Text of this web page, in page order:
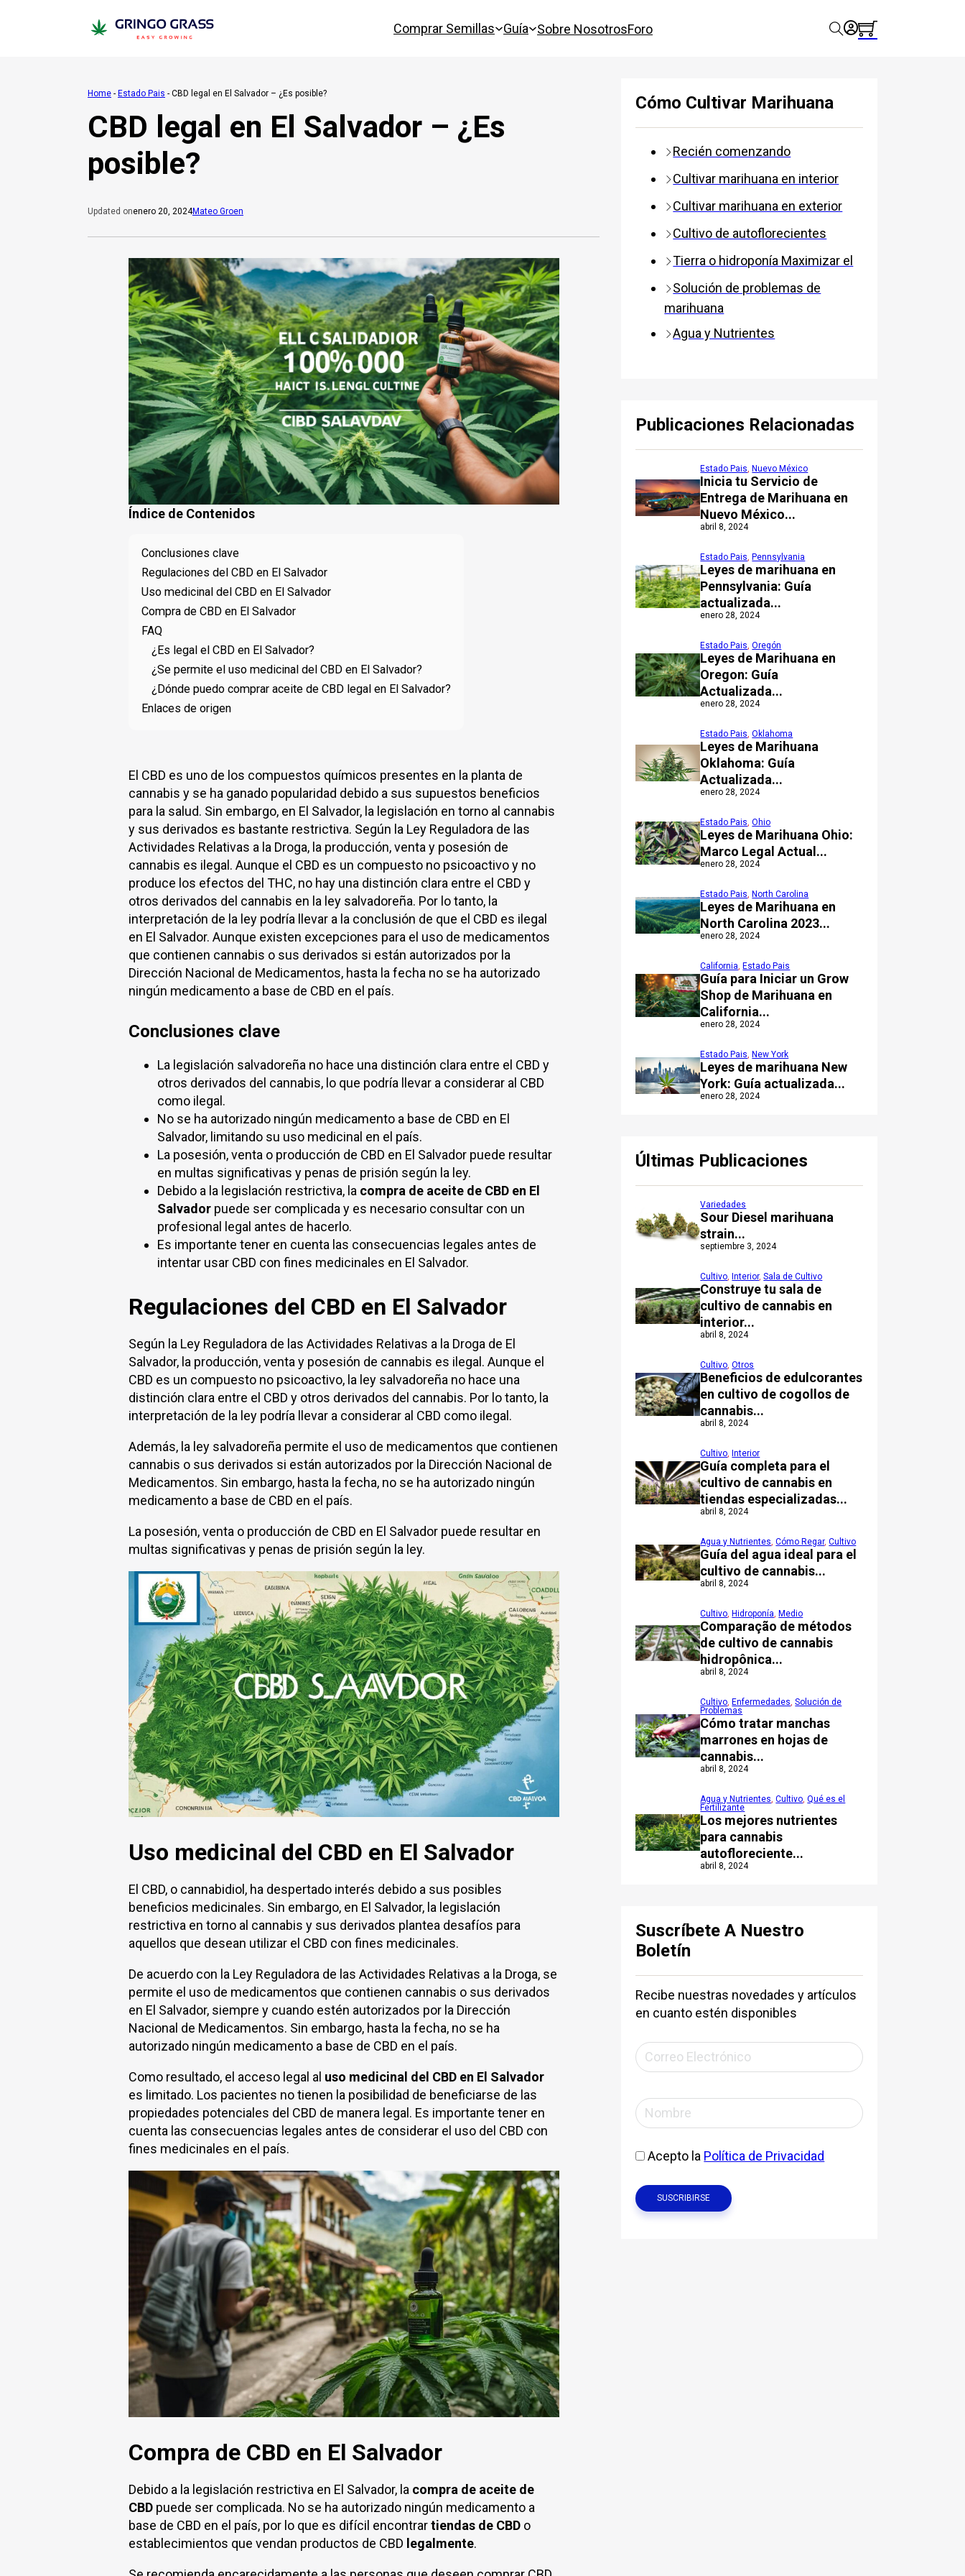
Comprar Semillas Guía Sobre NosotrosForo
Home - Estado Pais - CBD legal en El Salvador – ¿Es posible?
CBD legal en El Salvador – ¿Es
posible?
Updated onenero 20, 2024Mateo Groen
Índice de Contenidos
Conclusiones clave
Regulaciones del CBD en El Salvador
Uso medicinal del CBD en El Salvador
Compra de CBD en El Salvador
FAQ
¿Es legal el CBD en El Salvador?
¿Se permite el uso medicinal del CBD en El Salvador?
¿Dónde puedo comprar aceite de CBD legal en El Salvador?
Enlaces de origen
El CBD es uno de los compuestos químicos presentes en la planta de
cannabis y se ha ganado popularidad debido a sus supuestos beneficios
para la salud. Sin embargo, en El Salvador, la legislación en torno al cannabis
y sus derivados es bastante restrictiva. Según la Ley Reguladora de las
Actividades Relativas a la Droga, la producción, venta y posesión de
cannabis es ilegal. Aunque el CBD es un compuesto no psicoactivo y no
produce los efectos del THC, no hay una distinción clara entre el CBD y
otros derivados del cannabis en la ley salvadoreña. Por lo tanto, la
interpretación de la ley podría llevar a la conclusión de que el CBD es ilegal
en El Salvador. Aunque existen excepciones para el uso de medicamentos
que contienen cannabis o sus derivados si están autorizados por la
Dirección Nacional de Medicamentos, hasta la fecha no se ha autorizado
ningún medicamento a base de CBD en el país.
Conclusiones clave
La legislación salvadoreña no hace una distinción clara entre el CBD y
otros derivados del cannabis, lo que podría llevar a considerar al CBD
como ilegal.
No se ha autorizado ningún medicamento a base de CBD en El
Salvador, limitando su uso medicinal en el país.
La posesión, venta o producción de CBD en El Salvador puede resultar
en multas significativas y penas de prisión según la ley.
Debido a la legislación restrictiva, la compra de aceite de CBD en El
Salvadorpuede ser complicada y es necesario consultar con un
profesional legal antes de hacerlo.
Es importante tener en cuenta las consecuencias legales antes de
intentar usar CBD con fines medicinales en El Salvador.
Regulaciones del CBD en El Salvador
Según la Ley Reguladora de las Actividades Relativas a la Droga de El
Salvador, la producción, venta y posesión de cannabis es ilegal. Aunque el
CBD es un compuesto no psicoactivo, la ley salvadoreña no hace una
distinción clara entre el CBD y otros derivados del cannabis. Por lo tanto, la
interpretación de la ley podría llevar a considerar al CBD como ilegal.
Además, la ley salvadoreña permite el uso de medicamentos que contienen
cannabis o sus derivados si están autorizados por la Dirección Nacional de
Medicamentos. Sin embargo, hasta la fecha, no se ha autorizado ningún
medicamento a base de CBD en el país.
La posesión, venta o producción de CBD en El Salvador puede resultar en
multas significativas y penas de prisión según la ley.
Uso medicinal del CBD en El Salvador
El CBD, o cannabidiol, ha despertado interés debido a sus posibles
beneficios medicinales. Sin embargo, en El Salvador, la legislación
restrictiva en torno al cannabis y sus derivados plantea desafíos para
aquellos que desean utilizar el CBD con fines medicinales.
De acuerdo con la Ley Reguladora de las Actividades Relativas a la Droga, se
permite el uso de medicamentos que contienen cannabis o sus derivados
en El Salvador, siempre y cuando estén autorizados por la Dirección
Nacional de Medicamentos. Sin embargo, hasta la fecha, no se ha
autorizado ningún medicamento a base de CBD en el país.
Como resultado, el acceso legal al uso medicinal del CBD en El Salvador
es limitado. Los pacientes no tienen la posibilidad de beneficiarse de las
propiedades potenciales del CBD de manera legal. Es importante tener en
cuenta las consecuencias legales antes de considerar el uso del CBD con
fines medicinales en el país.
Compra de CBD en El Salvador
Debido a la legislación restrictiva en El Salvador, la compra de aceite de
CBDpuede ser complicada. No se ha autorizado ningún medicamento a
base de CBD en el país, por lo que es difícil encontrartiendas de CBDo
establecimientos que vendan productos de CBD legalmente.
Cómo Cultivar Marihuana
Recién comenzando
Cultivar marihuana en interior
Cultivar marihuana en exterior
Cultivo de autoflorecientes
Tierra o hidroponía Maximizar el
Solución de problemas de
marihuana
Agua y Nutrientes
Publicaciones Relacionadas
Inicia tu Servicio de
Entrega de Marihuana en
Nuevo México...
Estado Pais, Nuevo México
abril 8, 2024
Leyes de marihuana en
Pennsylvania: Guía
actualizada...
Estado Pais, Pennsylvania
enero 28, 2024
Leyes de Marihuana en
Oregon: Guía
Actualizada...
Estado Pais,Oregón
enero 28, 2024
Leyes de Marihuana
Oklahoma: Guía
Actualizada...
Estado Pais,Oklahoma
enero 28, 2024
Leyes de Marihuana Ohio:
Marco Legal Actual...
Estado Pais,Ohio
enero 28, 2024
Leyes de Marihuana en
North Carolina 2023...
Estado Pais, North Carolina
enero 28, 2024
Guía para Iniciar un Grow
Shop de Marihuana en
California...
California, Estado Pais
enero 28, 2024
Leyes de marihuana New
York: Guía actualizada...
Estado Pais, New York
enero 28, 2024
Últimas Publicaciones
Sour Diesel marihuana
strain...
Variedades
septiembre 3, 2024
Construye tu sala de
cultivo de cannabis en
interior...
Cultivo, Interior,Sala de Cultivo
abril 8, 2024
Beneficios de edulcorantes
en cultivo de cogollos de
cannabis...
Cultivo,Otros
abril 8, 2024
Guía completa para el
cultivo de cannabis en
tiendas especializadas...
Cultivo, Interior
abril 8, 2024
Guía del agua ideal para el
cultivo de cannabis...
Agua y Nutrientes,Cómo Regar,Cultivo
abril 8, 2024
Comparação de métodos
de cultivo de cannabis
hidropônica...
Cultivo, Hidroponía, Medio
abril 8, 2024
Cómo tratar manchas
marrones en hojas de
cannabis...
Cultivo, Enfermedades,Solución de
Problemas
abril 8, 2024
Los mejores nutrientes
para cannabis
autofloreciente...
Agua y Nutrientes,Cultivo,Qué es el
Fertilizante
abril 8, 2024
Suscríbete A Nuestro
Boletín
Recibe nuestras novedades y artículos
en cuanto estén disponibles
Acepto la Política de Privacidad